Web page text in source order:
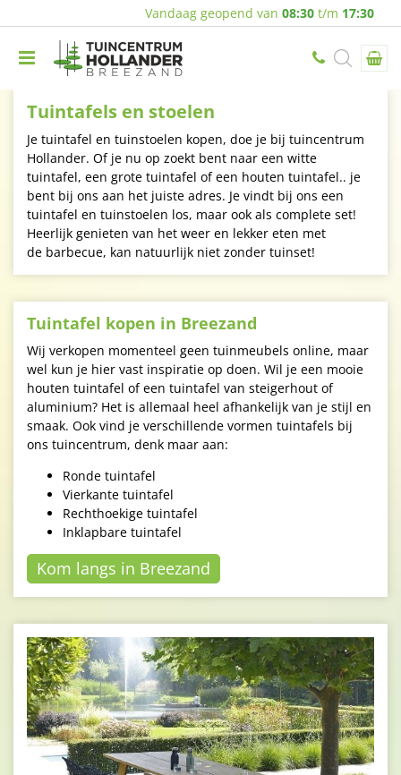
Vandaag geopend van 08:30 t/m 17:30
Tuintafels en stoelen
Je tuintafel en tuinstoelen kopen, doe je bij tuincentrum
Hollander. Of je nu op zoekt bent naar een witte
tuintafel, een grote tuintafel of een houten tuintafel.. je
bent bij ons aan het juiste adres. Je vindt bij ons een
tuintafel en tuinstoelen los, maar ook als complete set!
Heerlijk genieten van het weer en lekker eten met
de barbecue, kan natuurlijk niet zonder tuinset!
Tuintafel kopen in Breezand
Wij verkopen momenteel geen tuinmeubels online, maar
wel kun je hier vast inspiratie op doen. Wil je een mooie
houten tuintafel of een tuintafel van steigerhout of
aluminium? Het is allemaal heel afhankelijk van je stijl en
smaak. Ook vind je verschillende vormen tuintafels bij
ons tuincentrum, denk maar aan:
Ronde tuintafel
Vierkante tuintafel
Rechthoekige tuintafel
Inklapbare tuintafel
Kom langs in Breezand